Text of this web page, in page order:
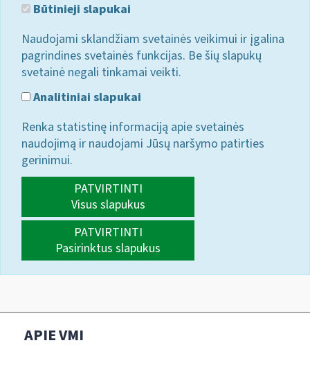
Būtinieji slapukai
Naudojami sklandžiam svetainės veikimui ir įgalina
pagrindines svetainės funkcijas. Be šių slapukų
svetainė negali tinkamai veikti.
Analitiniai slapukai
Renka statistinę informaciją apie svetainės
naudojimą ir naudojami Jūsų naršymo patirties
gerinimui.
PATVIRTINTI
Visus slapukus
PATVIRTINTI
Pasirinktus slapukus
APIE VMI